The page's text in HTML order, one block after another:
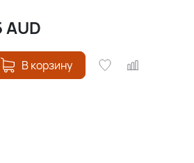
AUD
В корзину